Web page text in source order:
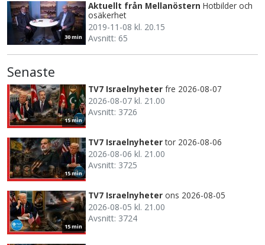
30 min
Aktuellt från Mellanöstern Hotbilder och
osäkerhet
2019-11-08 kl. 20.15
Avsnitt: 65
Senaste
15 min
TV7 Israelnyheter fre 2026-08-07
2026-08-07 kl. 21.00
Avsnitt: 3726
15 min
TV7 Israelnyheter tor 2026-08-06
2026-08-06 kl. 21.00
Avsnitt: 3725
15 min
TV7 Israelnyheter ons 2026-08-05
2026-08-05 kl. 21.00
Avsnitt: 3724